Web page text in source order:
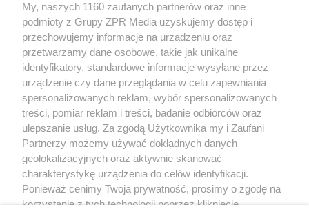
SZOK!
BP tnie etaty. Pracę straci kilkaset osób
My, naszych 1160 zaufanych partnerów oraz inne
podmioty z Grupy ZPR Media uzyskujemy dostęp i
przechowujemy informacje na urządzeniu oraz
przetwarzamy dane osobowe, takie jak unikalne
identyfikatory, standardowe informacje wysyłane przez
urządzenie czy dane przeglądania w celu zapewniania
spersonalizowanych reklam, wybór spersonalizowanych
treści, pomiar reklam i treści, badanie odbiorców oraz
ulepszanie usług. Za zgodą Użytkownika my i Zaufani
Partnerzy możemy używać dokładnych danych
geolokalizacyjnych oraz aktywnie skanować
charakterystykę urządzenia do celów identyfikacji.
Ponieważ cenimy Twoją prywatność, prosimy o zgodę na
korzystanie z tych technologii poprzez kliknięcie